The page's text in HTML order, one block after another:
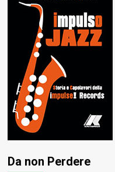
Da non Perdere